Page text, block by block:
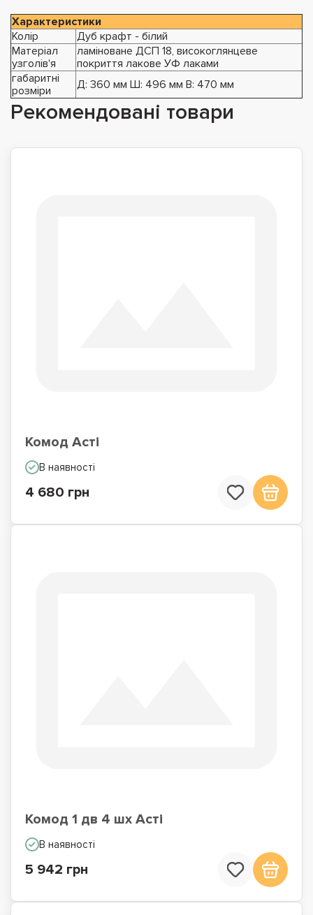
Характеристики
Колір
Дуб крафт - білий
Матеріал
узголів'я
ламіноване ДСП 18, високоглянцеве
покриття лакове УФ лаками
габаритні
розміри
Д: 360 мм Ш: 496 мм В: 470 мм
Рекомендовані товари
Комод Асті
В наявності
4 680 грн
Комод 1 дв 4 шх Асті
В наявності
5 942 грн